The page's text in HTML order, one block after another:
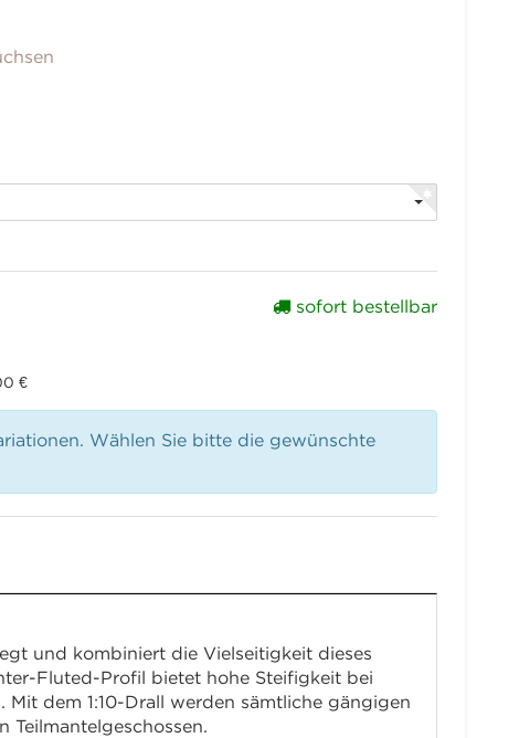
€
sofort bestellbar
Wählen Sie bitte die gewünschte
und kombiniert die Vielseitigkeit dieses
Fluted-Profil bietet hohe Steifigkeit bei
dem 1:10-Drall werden sämtliche gängigen